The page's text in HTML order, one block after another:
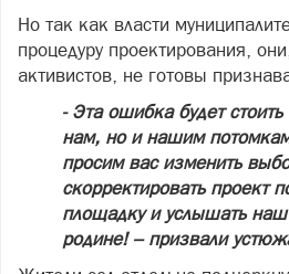
Но так как власти
процедуру проектирования,
активистов, не готовы
- Эта ошибка будет
нам, но и нашим
просим вас изменить
скорректировать проект
площадку и услышать
родине! – призвали